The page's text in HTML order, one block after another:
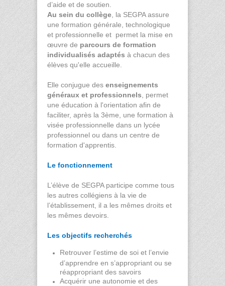
d’aide et de soutien.
Au sein du collège , la SEGPA assure
une formation générale, technologique
et professionnelle et permet la mise en
œuvre de parcours de formation
individualisés adaptés à chacun des
élèves qu'elle accueille.
Elle conjugue des enseignements
généraux et professionnels , permet
une éducation à l'orientation afin de
faciliter, après la 3ème, une formation à
visée professionnelle dans un lycée
professionnel ou dans un centre de
formation d'apprentis.
Le fonctionnement
L’élève de SEGPA participe comme tous
les autres collégiens à la vie de
l’établissement, il a les mêmes droits et
les mêmes devoirs.
Les objectifs recherchés
Retrouver l’estime de soi et l’envie
d’apprendre en s’appropriant ou se
réappropriant des savoirs
Acquérir une autonomie et des